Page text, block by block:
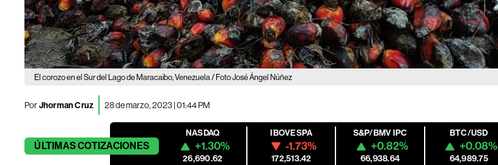
El corozo en el Sur del Lago de Maracaibo, Venezuela / Foto José Ángel Núñez
PorJhorman Cruz 28 de marzo, 2023 | 01:44 PM
ÚLTIMASCOTIZACIONES
NASDAQ
+1.30%
26,690.62
IBOVESPA
-1.73%
172,513.42
S&P/BMV IPC
+0.82%
66,938.64
BTC/USD
+0.08%
64,989.75